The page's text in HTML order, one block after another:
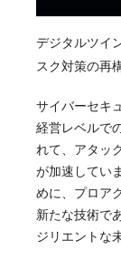
デジタルツイ
スク対策の再
サイバーセキ
経営レベルで
れて、アタッ
が加速してい
めに、プロア
新たな技術で
ジリエントな